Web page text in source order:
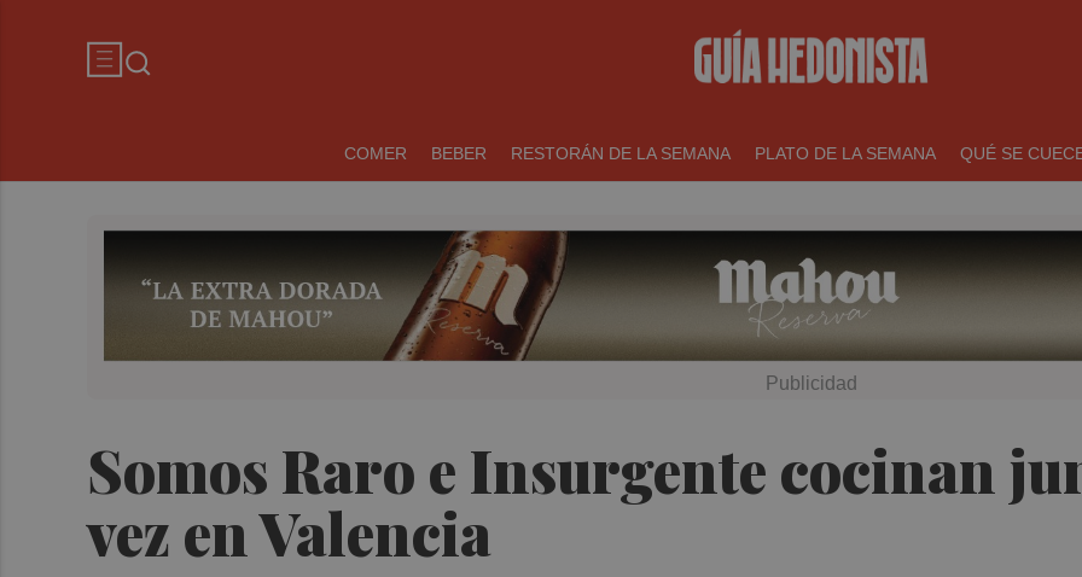
COMER BEBER RESTORÁN DE LA SEMANA PLATO DE LA SEMANA QUÉ SE
Somos Raro e Insurgente cocinan
vez en Valencia